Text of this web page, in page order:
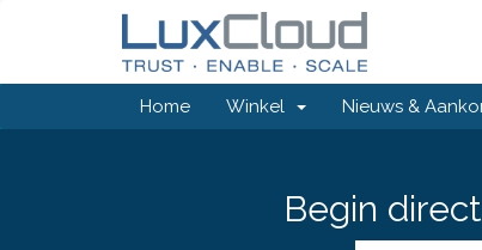
Home Winkel Nieuws &
Begin